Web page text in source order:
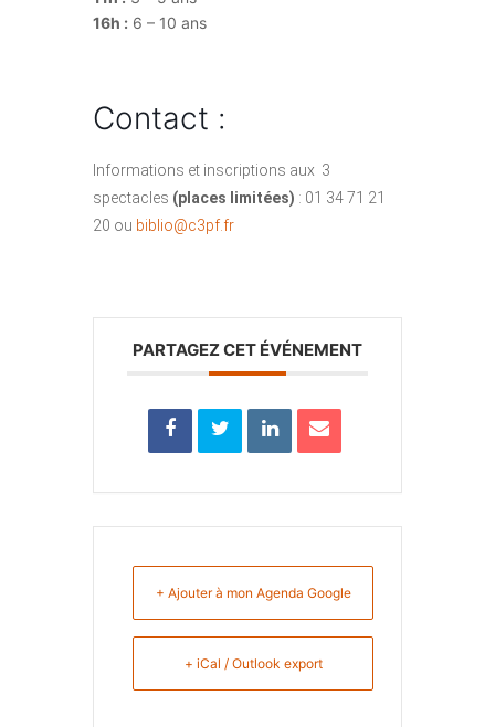
16h : 6 – 10 ans
Contact :
Informations et inscriptions aux 3
spectacles (places limitées) : 01 34 71 21
20 ou biblio@c3pf.fr
PARTAGEZ CET ÉVÉNEMENT
+ Ajouter à mon Agenda Google
+ iCal / Outlook export